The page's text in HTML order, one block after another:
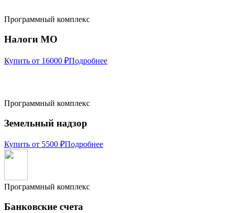
Программный комплекс
Налоги МО
Купить от 16000 ₽Подробнее
Программный комплекс
Земельный надзор
Купить от 5500 ₽Подробнее
Программный комплекс
Банковские счета